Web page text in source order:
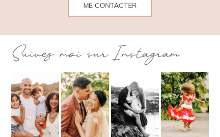
ME CONTACTER
Suivez moi sur Instagram